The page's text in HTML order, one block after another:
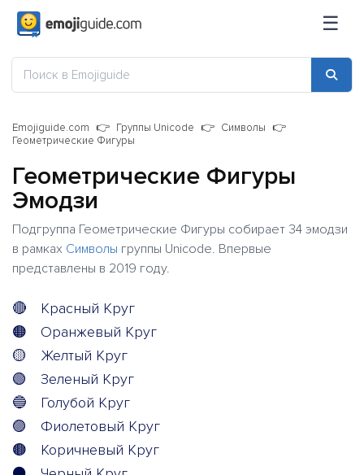
☰
Emojiguide.com Группы Unicode
Символы
Геометрические Фигуры
Геометрические Фигуры
Эмодзи
Подгруппа Геометрические Фигуры собирает 34 эмодзи
в рамках Символы группы Unicode. Впервые
представлены в 2019 году.
🔴
Красный Круг
🟠
Оранжевый Круг
🟡
Желтый Круг
🟢
Зеленый Круг
🔵
Голубой Круг
🟣
Фиолетовый Круг
🟤
Коричневый Круг